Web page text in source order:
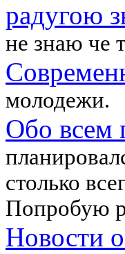
радугою
не знаю че
молодежи.
Обо всем
столько
Попробую
Новости